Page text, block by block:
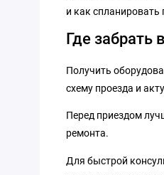
и как спланировать
Где забрать
Получить
схему проезда и
Перед приездом
ремонта.
Для быстрой